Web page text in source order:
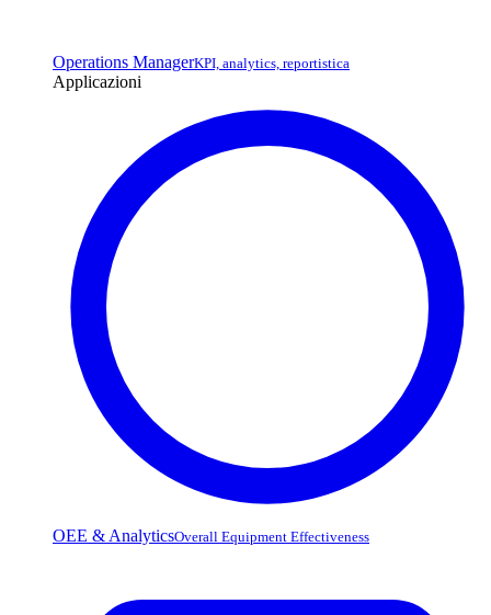
Operations ManagerKPI, analytics, reportistica
Applicazioni
OEE & AnalyticsOverall Equipment Effectiveness